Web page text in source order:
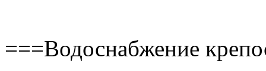
===Водоснабжение